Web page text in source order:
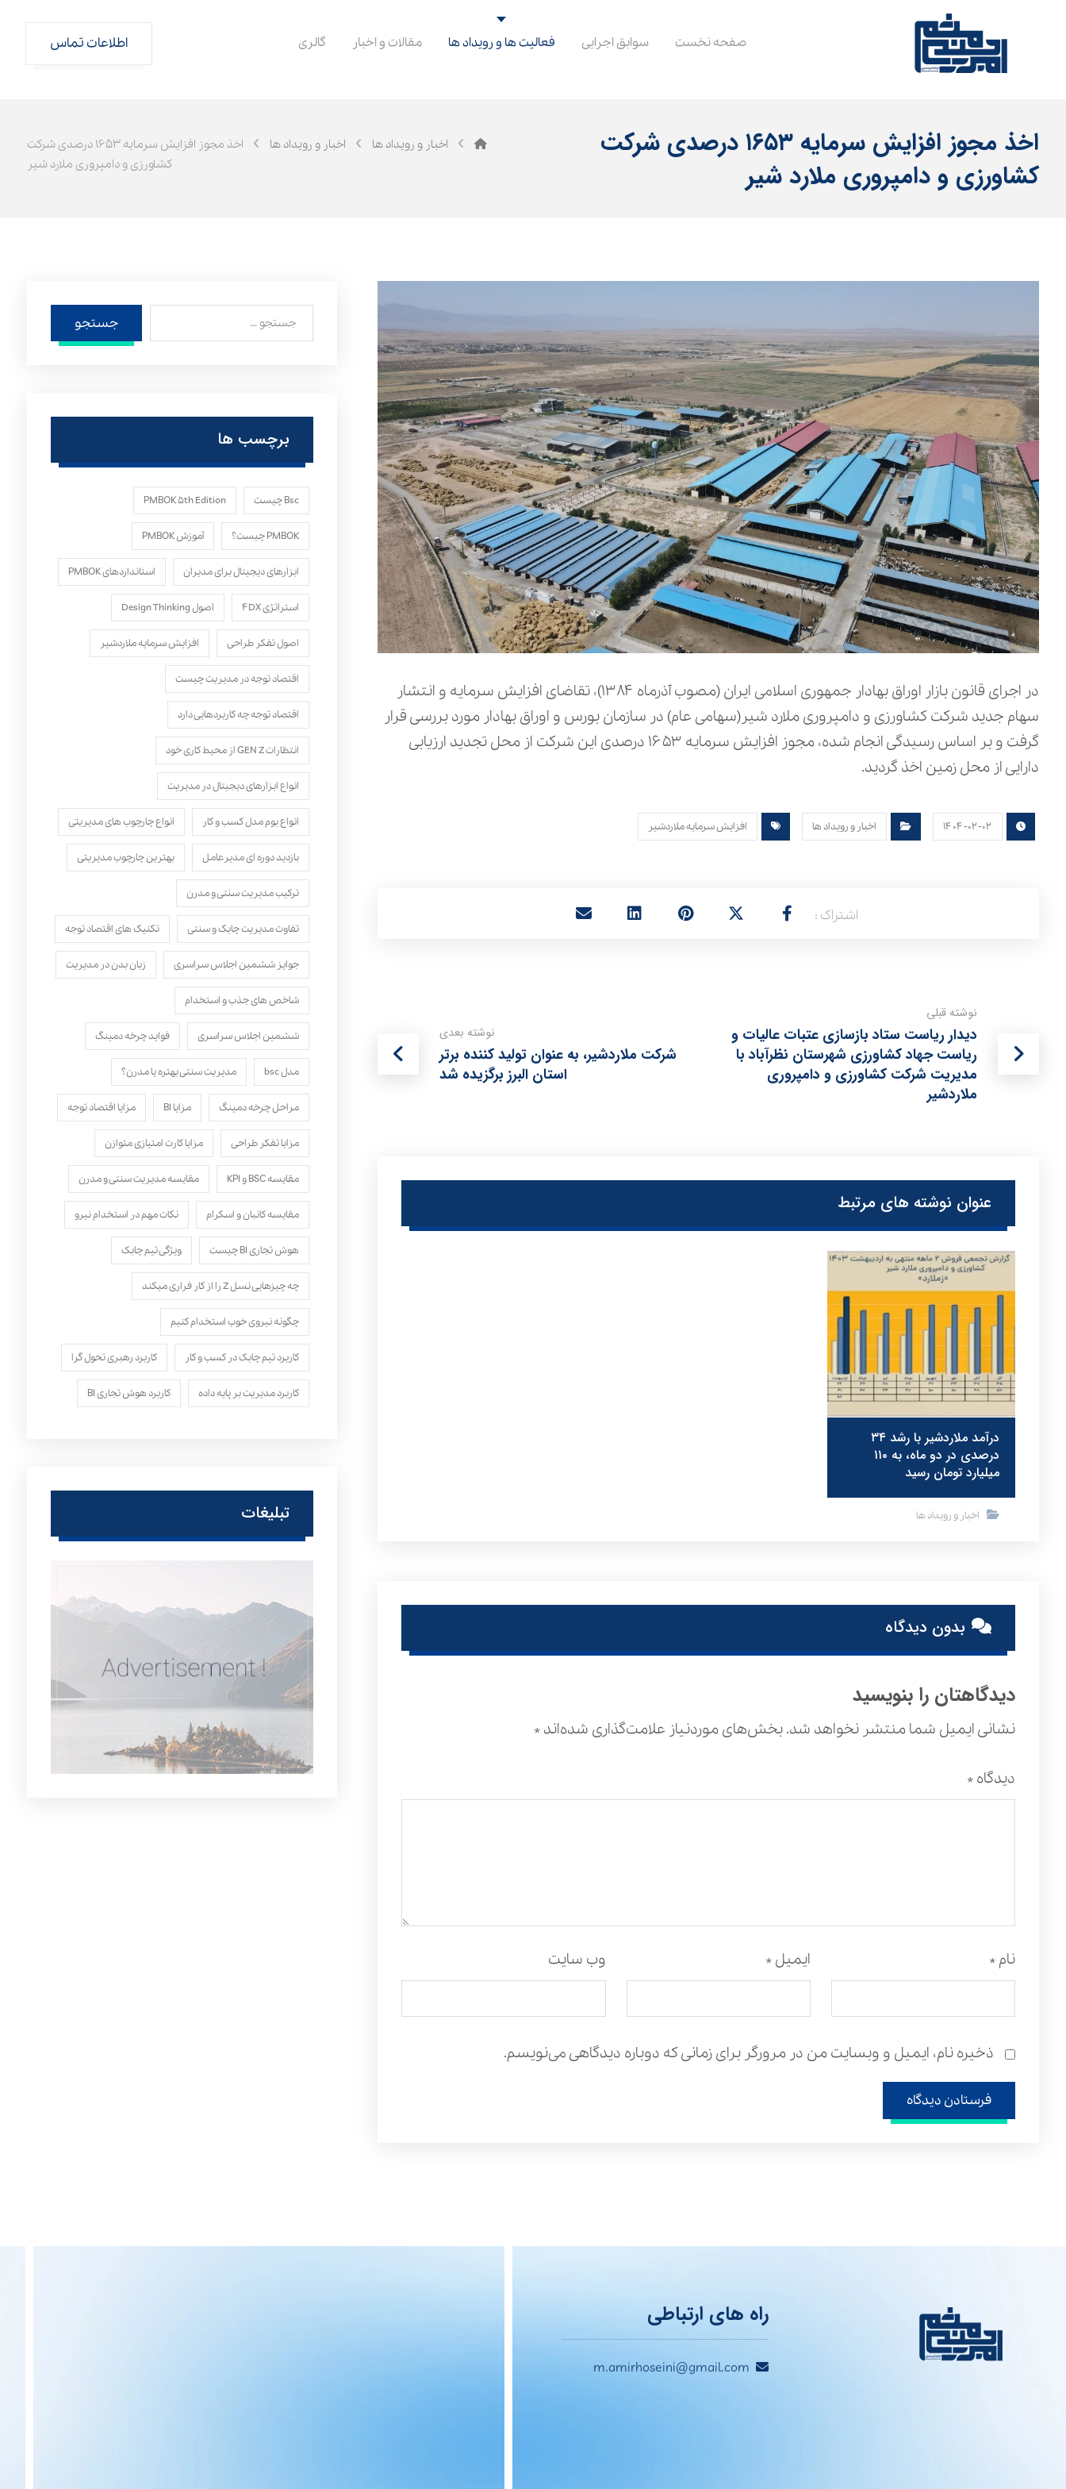
صفحه نخست سوابق اجرایی فعالیت ها و رویداد ها مقالات و اخبار گالری اطلاعات تماس
اخذ مجوز افزایش سرمایه ۱۶۵۳ درصدی شرکت
کشاورزی و دامپروری ملارد شیر
اخبار و رویداد ها اخبار و رویداد ها
اخذ مجوز افزایش سرمایه ۱۶۵۳ درصدی شرکت
کشاورزی و دامپروری ملارد شیر
در اجرای قانون بازار اوراق بهادار جمهوری اسلامی ایران (مصوب آذرماه ۱۳۸۴)، تقاضای افزایش سرمایه و انتشار
سهام جدید شرکت کشاورزی و دامپروری ملارد شیر(سهامی عام) در سازمان بورس و اوراق بهادار مورد بررسی قرار
گرفت و بر اساس رسیدگی انجام شده، مجوز افزایش سرمایه ۱۶۵۳ درصدی این شرکت از محل تجدید ارزیابی
دارایی از محل زمین اخذ گردید.
۱۴۰۴-۰۲-۰۲ اخبار و رویداد ها افزایش سرمایه ملاردشیر
نوشته قبلی
دیدار ریاست ستاد بازسازی عتبات عالیات و
ریاست جهاد کشاورزی شهرستان نظرآباد با
مدیریت شرکت کشاورزی و دامپروری
ملاردشیر
نوشته بعدی
شرکت ملاردشیر، به عنوان تولید کننده برتر
استان البرز برگزیده شد
عنوان ‫نوشته های مرتبط
درآمد ملاردشیر با رشد ۳۴
درصدی در دو ماه، به ۱۱۰
میلیارد تومان رسید
اخبار و رویداد ها
بدون دیدگاه
دیدگاهتان را بنویسید
نشانی ایمیل شما منتشر نخواهد شد.بخش‌های موردنیاز علامت‌گذاری شده‌اند*
دیدگاه*
نام* ایمیل* وب‌ سایت
ذخیره نام، ایمیل و وبسایت من در مرورگر برای زمانی که دوباره دیدگاهی می‌نویسم.
فرستادن دیدگاه
جستجو
برچسب ها
Bsc چیست PMBOK ۵th Edition
PMBOK چیست؟ آموزش PMBOK
ابزارهای دیجیتال برای مدیران استانداردهای PMBOK
استراتژی ۴DX اصول Design Thinking
اصول تفکر طراحی افزایش سرمایه ملاردشیر
اقتصاد توجه در مدیریت چیست
اقتصاد توجه چه کاربردهایی دارد
انتظارات GEN Z از محیط کاری خود
انواع ابزارهای دیجیتال در مدیریت
انواع بوم مدل کسب‌ و کار انواع چارچوب های مدیریتی
بازدید دوره ای مدیرعامل بهترین چارچوب مدیریتی
ترکیب مدیریت سنتی و مدرن
تفاوت مدیریت چابک و سنتی تکنیک های اقتصاد توجه
جوایز ششمین اجلاس سراسری زبان بدن در مدیریت
شاخص های جذب و استخدام
ششمین اجلاس سراسری فواید چرخه دمینگ
مدل bsc مدیریت سنتی بهتره یا مدرن؟
مراحل چرخه دمینگ مزایا BI مزایا اقتصاد توجه
مزایا تفکر طراحی مزایا کارت امتیازی متوازن
مقایسه BSC و KPI مقایسه مدیریت سنتی و مدرن
مقایسه کانبان و اسکرام نکات مهم در استخدام نیرو
هوش تجاری BI چیست ویژگی تیم چابک
چه چیزهایی نسل Z را از کار فراری میکند
چگونه نیروی خوب استخدام کنیم
کاربرد تیم چابک در کسب و کار کاربرد رهبری تحول‌ گرا
کاربرد مدیریت بر پایه داده کاربرد هوش تجاری BI
تبلیغات
راه های ارتباطی
m.amirhoseini@gmail.com